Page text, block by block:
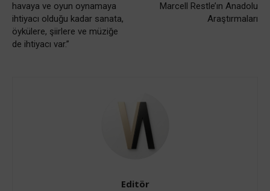
havaya ve oyun oynamaya
ihtiyacı olduğu kadar sanata,
öykülere, şiirlere ve müziğe
de ihtiyacı var.”
Marcell Restle’ın Anadolu
Araştırmaları
Editör